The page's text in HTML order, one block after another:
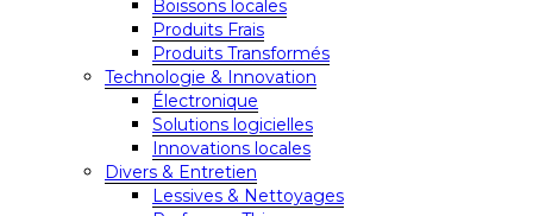
Boissons locales
Produits Frais
Produits Transformés
Technologie & Innovation
Électronique
Solutions logicielles
Innovations locales
Divers & Entretien
Lessives & Nettoyages